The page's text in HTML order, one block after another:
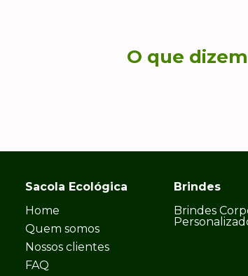
O que
Sacola Ecológica
Home
Quem somos
Nossos clientes
FAQ
Brindes
Brindes